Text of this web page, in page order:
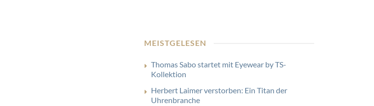
MEISTGELESEN
Thomas Sabo startet mit Eyewear by TS-
Kollektion
Herbert Laimer verstorben: Ein Titan der
Uhrenbranche